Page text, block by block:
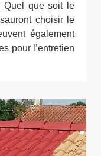
Quel que soit le
choisir le
également
pour l’entretien